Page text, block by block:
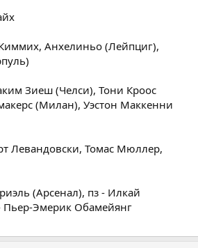
Анхелиньо (Лейпциг),
Зиеш (Челси), Тони Кроос
(Милан), Уэстон Маккенни
Левандовски, Томас Мюллер,
(Арсенал), пз - Илкай
Эмерик Обамейянг